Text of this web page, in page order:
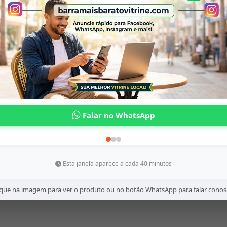
Esta janela aparece a cada 40 minutos
na imagem para ver o produto ou no botão WhatsApp para falar